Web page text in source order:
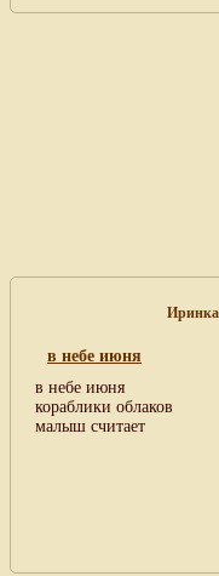
Иринка
в небе июня
в небе июня
кораблики облаков
малыш считает